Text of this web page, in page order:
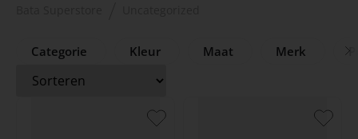
Categorie Kleur Maat Merk